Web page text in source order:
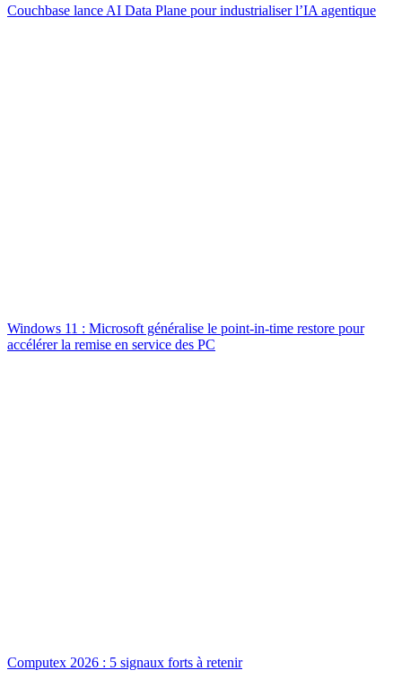
Couchbase lance AI Data Plane pour industrialiser l’IA agentique
Windows 11 : Microsoft généralise le point-in-time restore pour
accélérer la remise en service des PC
Computex 2026 : 5 signaux forts à retenir